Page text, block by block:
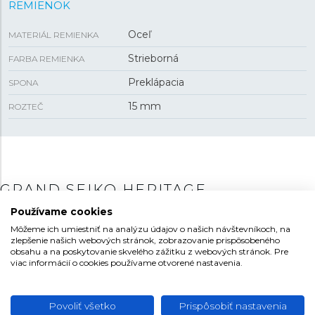
REMIENOK
MATERIÁL REMIENKA Oceľ
FARBA REMIENKA Strieborná
SPONA Preklápacia
ROZTEČ 15 mm
GRAND SEIKO HERITAGE
Kolekcia Heritage je akýmsi srdcom produkcie Grand
Seiko, kde design aj celkové poňatie jednotlivých modelov
nadväzuje na štýl svojich predchodcov v podobe
legendárnych modelov44GS alebo 62GS. O to viac
po takmer 50. rokoch stále moderný a svieži. Dôraz je
kladený najmä na jednoduché a čisté línie puzdra v
Používame cookies
Môžeme ich umiestniť na analýzu údajov o našich návštevníkoch, na
zlepšenie našich webových stránok, zobrazovanie prispôsobeného
obsahu a na poskytovanie skvelého zážitku z webových stránok. Pre
viac informácií o cookies používame otvorené nastavenia.
Povoliť všetko Prispôsobiť nastavenia